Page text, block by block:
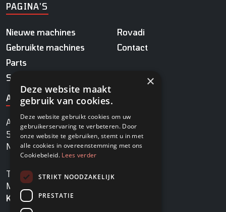
PAGINA'S
Nieuwe machines
Gebruikte machines
Parts
Service
Rovadi
Contact
ADRES
Agrobaan 13
5813 EB Ysselsteyn
Nederland
TEL +31478745270
MAILinfo@rovadi-turfequipment.com
KVK
96455101
×
Deze website maakt
gebruik van cookies.
Deze website gebruikt cookies om uw
gebruikerservaring te verbeteren. Door
onze website te gebruiken, stemt u in met
alle cookies in overeenstemming met ons
Cookiebeleid. Lees verder
STRIKT NOODZAKELIJK
PRESTATIE